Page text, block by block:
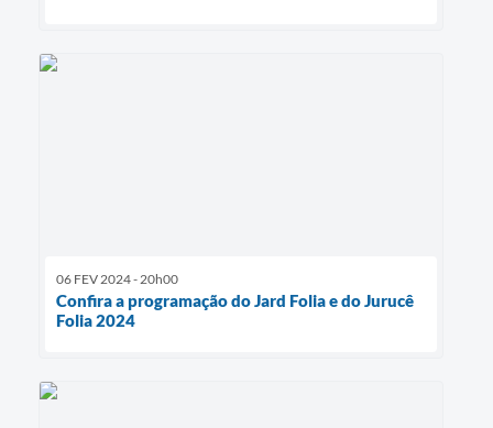
06 FEV 2024 - 20h00
Confira a programação do Jard Folia e do Jurucê
Folia 2024